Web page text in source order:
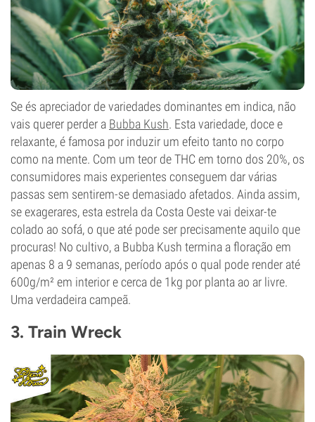
Se és apreciador de variedades dominantes em indica, não
vais querer perder a Bubba Kush. Esta variedade, doce e
relaxante, é famosa por induzir um efeito tanto no corpo
como na mente. Com um teor de THC em torno dos 20%, os
consumidores mais experientes conseguem dar várias
passas sem sentirem-se demasiado afetados. Ainda assim,
se exagerares, esta estrela da Costa Oeste vai deixar-te
colado ao sofá, o que até pode ser precisamente aquilo que
procuras! No cultivo, a Bubba Kush termina a floração em
apenas 8 a 9 semanas, período após o qual pode render até
600g/m² em interior e cerca de 1kg por planta ao ar livre.
Uma verdadeira campeã.
3. Train Wreck